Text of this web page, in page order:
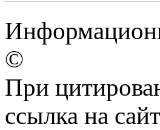
©
При
ссылка на